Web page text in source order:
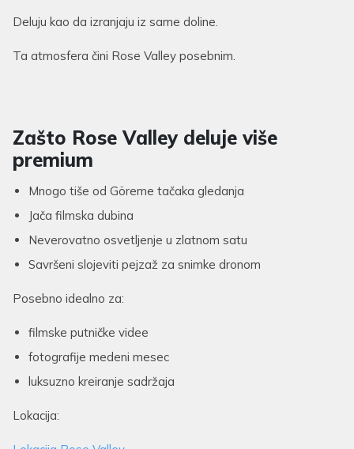
Deluju kao da izranjaju iz same doline.
Ta atmosfera čini Rose Valley posebnim.
Zašto Rose Valley deluje više
premium
Mnogo tiše od Göreme tačaka gledanja
Jača filmska dubina
Neverovatno osvetljenje u zlatnom satu
Savršeni slojeviti pejzaž za snimke dronom
Posebno idealno za:
filmske putničke videe
fotografije medeni mesec
luksuzno kreiranje sadržaja
Lokacija: